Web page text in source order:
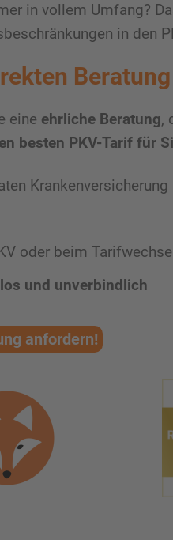
in vollem Umfang?
in den
eine ehrliche Beratung,
besten PKV-Tarif für
Krankenversicherung
oder beim
und unverbindlich
anfordern!